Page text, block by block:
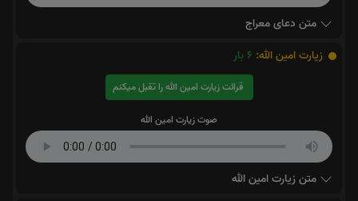
متن دعای معراج
زیارت امین الله: 6 بار
قرائت زیارت امین الله را تقبل میکنم
صوت زیارت امین الله
متن زیارت امین الله